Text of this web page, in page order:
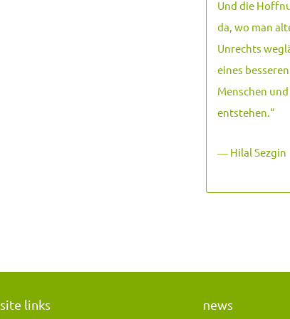
Und die
da, wo man
Unrechts
eines
Menschen
entstehen. “
― Hilal Sezgin
site links news